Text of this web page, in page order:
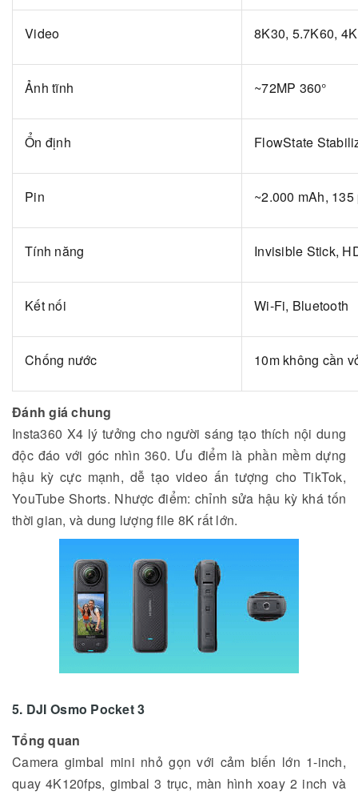
Video 8K30, 5.7K60,
Ảnh tĩnh ~72MP 360°
Ổn định FlowState
Pin ~2.000 mAh,
Tính năng Invisible Stick,
Kết nối Wi-Fi, Bluetooth
Chống nước 10m không cần
Đánh giá chung
Insta360 X4 lý tưởng cho người sáng tạo thích nội dung
độc đáo với góc nhìn 360. Ưu điểm là phần mềm dựng
hậu kỳ cực mạnh, dễ tạo video ấn tượng cho TikTok,
YouTube Shorts. Nhược điểm: chỉnh sửa hậu kỳ khá tốn
thời gian, và dung lượng file 8K rất lớn.
5. DJI Osmo Pocket 3
Tổng quan
Camera gimbal mini nhỏ gọn với cảm biến lớn 1-inch,
quay 4K120fps, gimbal 3 trục, màn hình xoay 2 inch và